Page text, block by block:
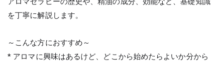
を丁寧に解説します。
～こんな方におすすめ～
* アロマに興味はあるけど、どこから始めたらよいか分から